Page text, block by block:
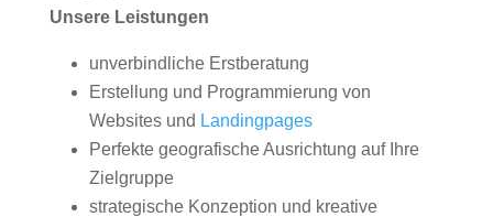
Unsere Leistungen
unverbindliche Erstberatung
Erstellung und Programmierung von
Websites und Landingpages
Perfekte geografische Ausrichtung auf Ihre
Zielgruppe
strategische Konzeption und kreative